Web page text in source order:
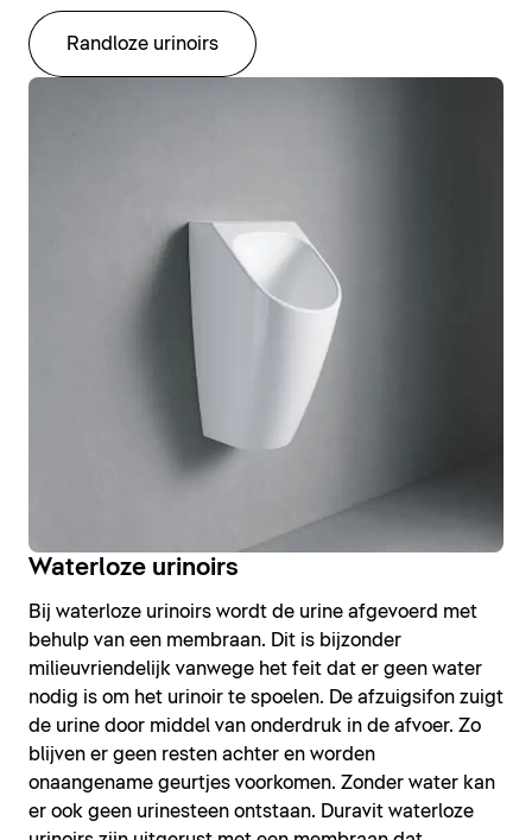
Randloze urinoirs
Waterloze urinoirs
Bij waterloze urinoirs wordt de urine afgevoerd met
behulp van een membraan. Dit is bijzonder
milieuvriendelijk vanwege het feit dat er geen water
nodig is om het urinoir te spoelen. De afzuigsifon zuigt
de urine door middel van onderdruk in de afvoer. Zo
blijven er geen resten achter en worden
onaangename geurtjes voorkomen. Zonder water kan
er ook geen urinesteen ontstaan. Duravit waterloze